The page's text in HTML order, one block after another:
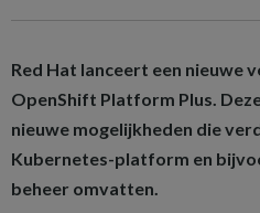
Red Hat lanceert een nieuwe
OpenShift Platform Plus.
nieuwe mogelijkheden die
Kubernetes-platform en
beheer omvatten.